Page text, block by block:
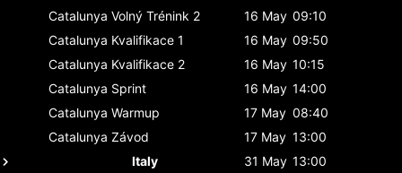
Catalunya Volný Trénink 2 16 May 09:10
Catalunya Kvalifikace 1 16 May 09:50
Catalunya Kvalifikace 2 16 May 10:15
Catalunya Sprint 16 May 14:00
Catalunya Warmup 17 May 08:40
Catalunya Závod 17 May 13:00
Italy
31 May 13:00